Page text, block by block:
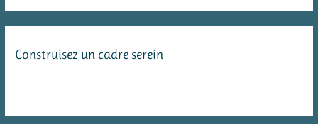
Construisez un cadre serein